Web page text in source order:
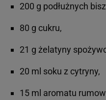
200 g podłużnych
80 g cukru,
21 g żelatyny
20 ml soku z cytryny,
15 ml aromatu